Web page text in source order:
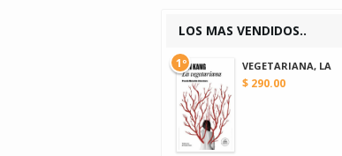
LOS MAS VENDIDOS..
VEGETARIANA, LA
$ 290.00
1º